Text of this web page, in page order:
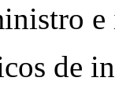
de